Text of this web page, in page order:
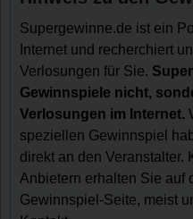
Supergewinne.de ist ein
Internet und recherchiert
Verlosungen für Sie.
Gewinnspiele nicht,
Verlosungen im Internet.
speziellen Gewinnspiel
direkt an den Veranstalter.
Anbietern erhalten Sie auf
Gewinnspiel-Seite, meist